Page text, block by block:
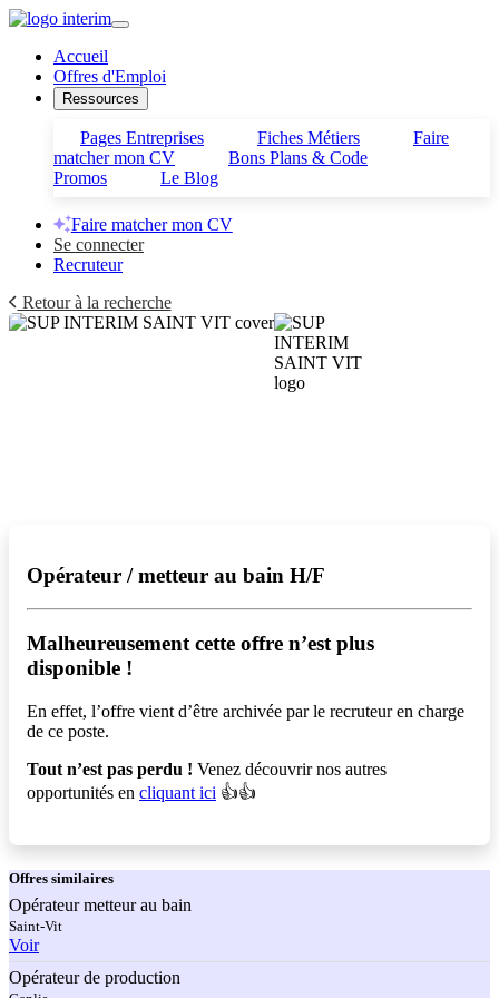
Accueil
Offres d'Emploi
Ressources
Pages Entreprises Fiches Métiers
Faire
matcher mon CV
Bons Plans & Code
Promos
Le Blog
Faire matcher mon CV
Se connecter
Recruteur
Retour à la recherche
Opérateur / metteur au bain H/F
Malheureusement cette offre n’est plus
disponible !️
En effet, l’offre vient d’être archivée par le recruteur en charge
de ce poste.
Tout n’est pas perdu ! Venez découvrir nos autres
opportunités en cliquant ici 👍👍
Offres similaires
Opérateur metteur au bain
Saint-Vit
Voir
Opérateur de production